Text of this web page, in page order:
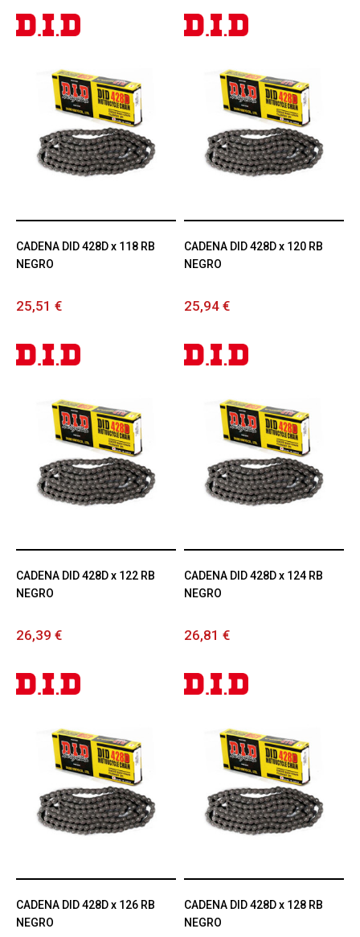
CADENA DID 428D x 118 RB
NEGRO
25,51 €
CADENA DID 428D x 120 RB
NEGRO
25,94 €
CADENA DID 428D x 122 RB
NEGRO
26,39 €
CADENA DID 428D x 124 RB
NEGRO
26,81 €
CADENA DID 428D x 126 RB
NEGRO
CADENA DID 428D x 128 RB
NEGRO